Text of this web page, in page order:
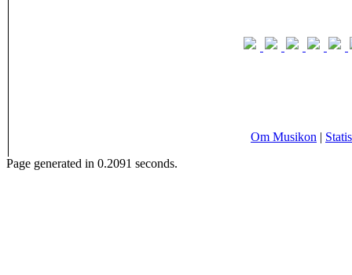
Om Musikon |
Page generated in 0.2091 seconds.